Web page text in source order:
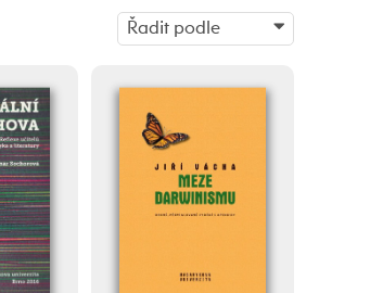
Řadit podle